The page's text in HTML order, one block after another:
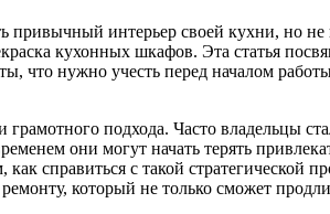
привычный интерьер своей кухни, но
кухонных шкафов. Эта статья
что нужно учесть перед началом
подхода. Часто владельцы
они могут начать терять
справиться с такой стратегической
который не только сможет